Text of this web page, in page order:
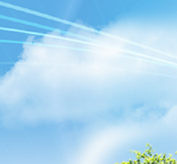
Skip
to
content